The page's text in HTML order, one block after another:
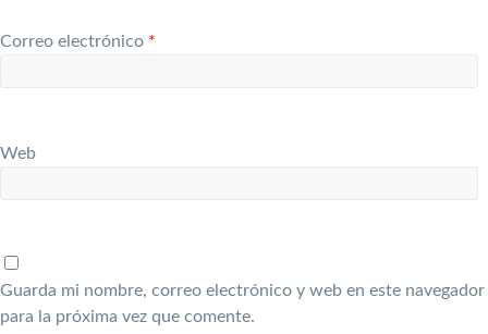
Correo electrónico *
Web
Guarda mi nombre, correo electrónico y web en este navegador
para la próxima vez que comente.